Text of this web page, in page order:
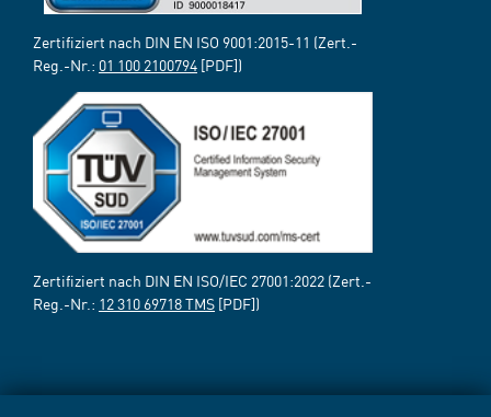
Zertifiziert nach DIN EN ISO 9001:2015-11 (Zert.-
Reg.-Nr.: 01 100 2100794 [PDF])
Zertifiziert nach DIN EN ISO/IEC 27001:2022 (Zert.-
Reg.-Nr.: 12 310 69718 TMS [PDF])